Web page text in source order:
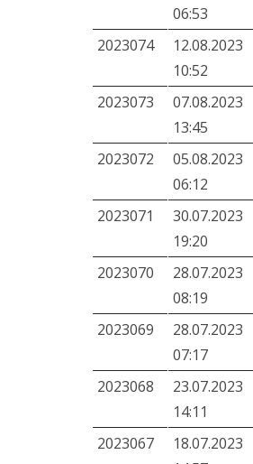
06:53
2023074
12.08.2023
10:52
2023073
07.08.2023
13:45
2023072
05.08.2023
06:12
2023071
30.07.2023
19:20
2023070
28.07.2023
08:19
2023069
28.07.2023
07:17
2023068
23.07.2023
14:11
2023067
18.07.2023